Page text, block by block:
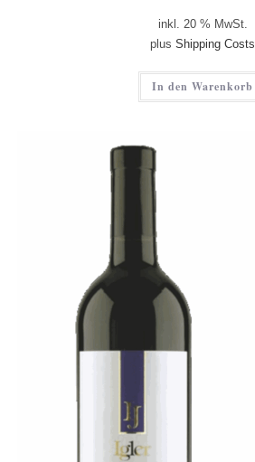
inkl. 20 % MwSt.
plus Shipping Costs
In den Warenkorb